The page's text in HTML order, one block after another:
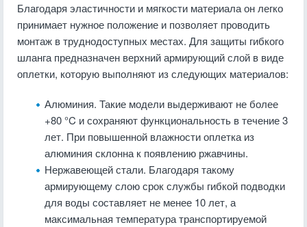
Благодаря эластичности и мягкости материала он легко
принимает нужное положение и позволяет проводить
монтаж в труднодоступных местах. Для защиты гибкого
шланга предназначен верхний армирующий слой в виде
оплетки, которую выполняют из следующих материалов:
Алюминия. Такие модели выдерживают не более
+80 °C и сохраняют функциональность в течение 3
лет. При повышенной влажности оплетка из
алюминия склонна к появлению ржавчины.
Нержавеющей стали. Благодаря такому
армирующему слою срок службы гибкой подводки
для воды составляет не менее 10 лет, а
максимальная температура транспортируемой